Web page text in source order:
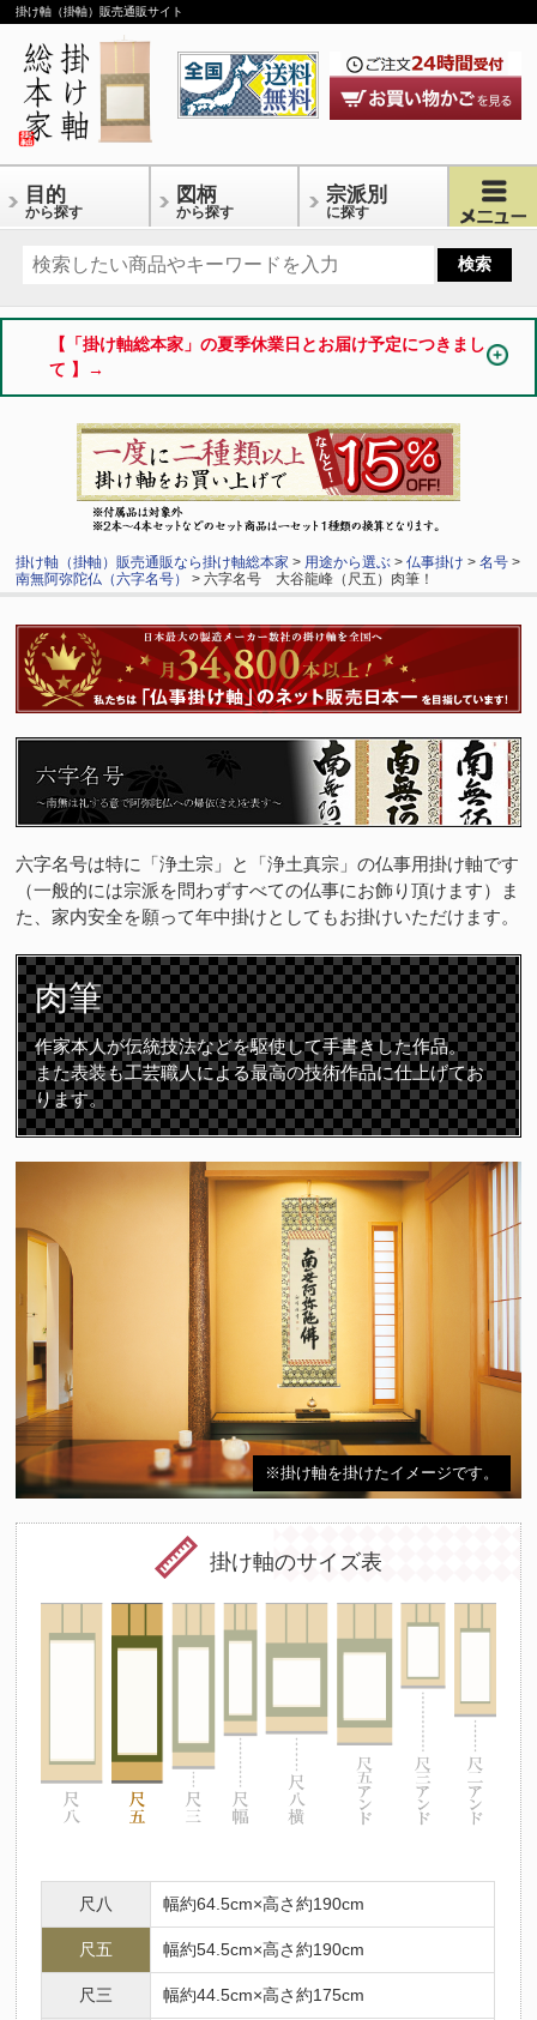
掛け軸（掛軸）販売通販サイト
目的
から探す
図柄
から探す
宗派別
に探す
【「掛け軸総本家」の夏季休業日とお届け予定につきまし
て 】→
掛け軸（掛軸）販売通販なら掛け軸総本家 > 用途から選ぶ >仏事掛け >名号 >
南無阿弥陀仏（六字名号）
> 六字名号 大谷龍峰（尺五）肉筆！
六字名号は特に「浄土宗」と「浄土真宗」の仏事用掛け軸です
（一般的には宗派を問わずすべての仏事にお飾り頂けます）ま
た、家内安全を願って年中掛けとしてもお掛けいただけます。
肉筆
作家本人が伝統技法などを駆使して手書きした作品。
また表装も工芸職人による最高の技術作品に仕上げてお
ります。
※掛け軸を掛けたイメージです。
掛け軸のサイズ表
尺八 幅約64.5cm×高さ約190cm
尺五 幅約54.5cm×高さ約190cm
尺三 幅約44.5cm×高さ約175cm